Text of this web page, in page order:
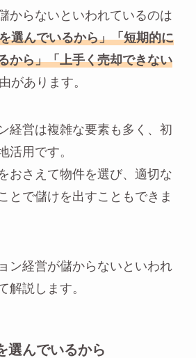
からないといわれているのは
選んでいるから」「短期的に
から」「上手く売却できない
があります。
経営は複雑な要素も多く、初
活用です。
おさえて物件を選び、適切な
とで儲けを出すこともできま
ン経営が儲からないといわれ
解説します。
選んでいるから